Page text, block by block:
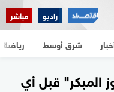
راديو مباشر
شرق أوسط رياضة
المبكر" قبل أي